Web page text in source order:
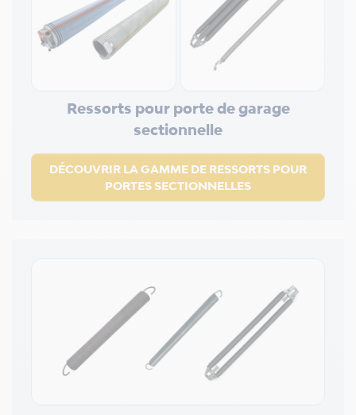
Ressorts pour porte de garage
sectionnelle
DÉCOUVRIR LA GAMME DE RESSORTS POUR
PORTES SECTIONNELLES